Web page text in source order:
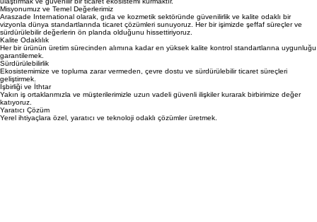
çözümler sunmayı planlıyoruz. Bizim vizyonumuz, her zaman en iyi malzemeleri en doğru yere
ulaştırmak ve güvenilir bir ticaret ekosistemi kurmaktır.
Misyonumuz ve Temel Değerlerimiz
Araszade International olarak, gıda ve kozmetik sektöründe güvenilirlik ve kalite odaklı bir
vizyonla dünya standartlarında ticaret çözümleri sunuyoruz. Her bir işimizde şeffaf süreçler ve
sürdürülebilir değerlerin ön planda olduğunu hissettiriyoruz.
Kalite Odaklılık
Her bir ürünün üretim sürecinden alımına kadar en yüksek kalite kontrol standartlarına uygunluğu
garantilemek.
Sürdürülebilirlik
Ekosistemimize ve topluma zarar vermeden, çevre dostu ve sürdürülebilir ticaret süreçleri
geliştirmek.
İşbirliği ve İthtar
Yakın iş ortaklarımızla ve müşterilerimizle uzun vadeli güvenli ilişkiler kurarak birbirimize değer
katıyoruz.
Yaratıcı Çözüm